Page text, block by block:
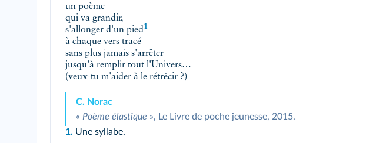
un poème
qui va grandir,
s'allonger d'un pied1
à chaque vers tracé
sans plus jamais s'arrêter
jusqu'à remplir tout l'Univers…
(veux-tu m'aider à le rétrécir ?)
C. Norac
« Poème élastique », Le Livre de poche jeunesse, 2015.
1. Une syllabe.